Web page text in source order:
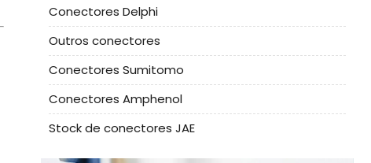
Conectores Delphi
Outros conectores
Conectores Sumitomo
Conectores Amphenol
Stock de conectores JAE